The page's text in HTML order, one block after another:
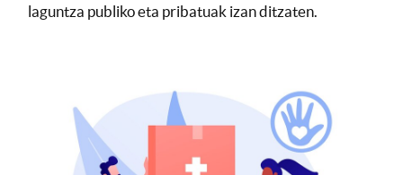
laguntza publiko eta pribatuak izan ditzaten.